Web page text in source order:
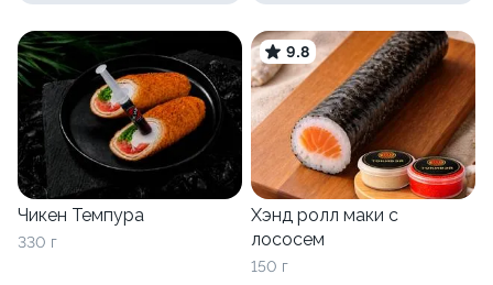
Чикен Темпура
330 г
9.8
Хэнд ролл маки с
лососем
150 г